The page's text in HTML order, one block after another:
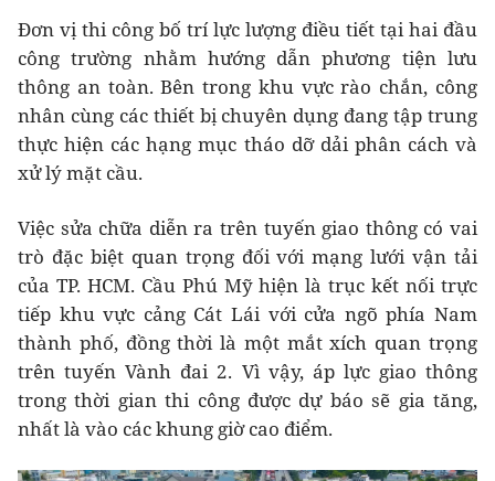
Đơn vị thi công bố trí lực lượng điều tiết tại hai đầu
công trường nhằm hướng dẫn phương tiện lưu
thông an toàn. Bên trong khu vực rào chắn, công
nhân cùng các thiết bị chuyên dụng đang tập trung
thực hiện các hạng mục tháo dỡ dải phân cách và
xử lý mặt cầu.
Việc sửa chữa diễn ra trên tuyến giao thông có vai
trò đặc biệt quan trọng đối với mạng lưới vận tải
của TP. HCM. Cầu Phú Mỹ hiện là trục kết nối trực
tiếp khu vực cảng Cát Lái với cửa ngõ phía Nam
thành phố, đồng thời là một mắt xích quan trọng
trên tuyến Vành đai 2. Vì vậy, áp lực giao thông
trong thời gian thi công được dự báo sẽ gia tăng,
nhất là vào các khung giờ cao điểm.